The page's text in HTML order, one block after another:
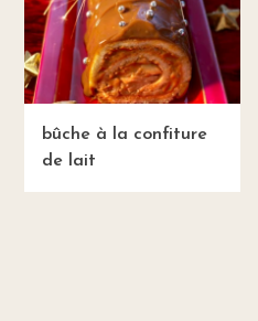
bûche à la confiture
de lait